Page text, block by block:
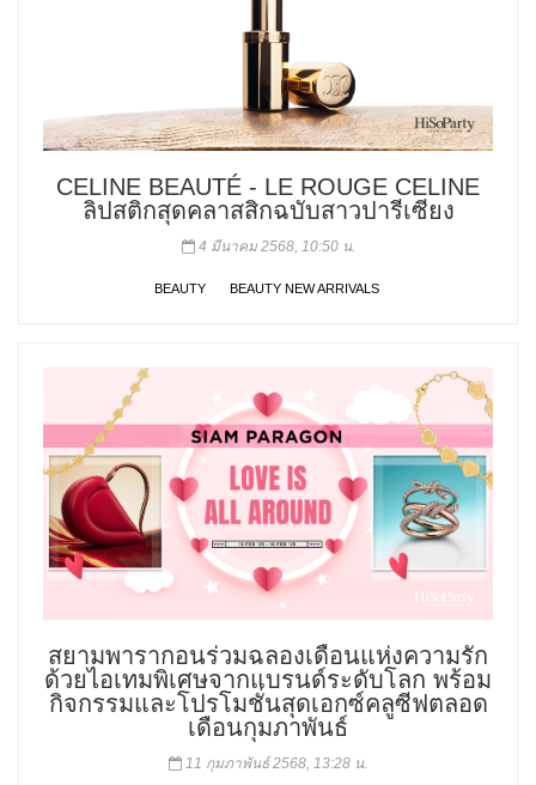
CELINE BEAUTÉ - LE ROUGE CELINE
ลิปสติกสุดคลาสสิกฉบับสาวปารีเซียง
4 มีนาคม 2568, 10:50 น.
BEAUTY BEAUTY NEW ARRIVALS
สยามพารากอนร่วมฉลองเดือนแห่งความรัก
ด้วยไอเทมพิเศษจากแบรนด์ระดับโลก พร้อม
กิจกรรมและโปรโมชั่นสุดเอกซ์คลูซีฟตลอด
เดือนกุมภาพันธ์
11 กุมภาพันธ์ 2568, 13:28 น.